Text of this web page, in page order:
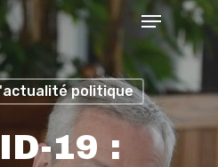
politique
19 :